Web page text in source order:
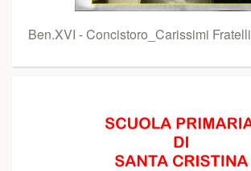
Ben.XVI - Concistoro_Carissimi Fratelli